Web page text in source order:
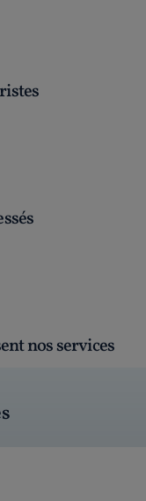
nos services